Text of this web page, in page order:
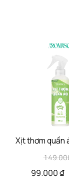
Xịt thơm quần
Cloud
99.000 ₫